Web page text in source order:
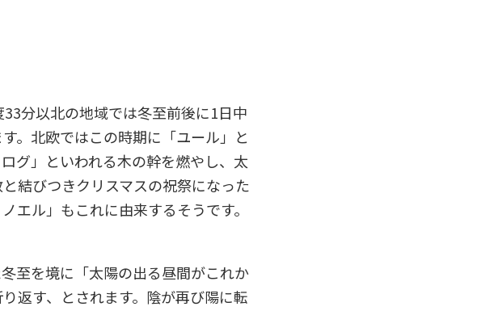
分以北の地域では冬至前後に1日中
。北欧ではこの時期に「ユール」と
グ」といわれる木の幹を燃やし、太
結びつきクリスマスの祝祭になった
エル」もこれに由来するそうです。
至を境に「太陽の出る昼間がこれか
返す、とされます。陰が再び陽に転